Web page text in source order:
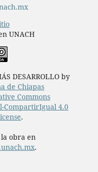
UNACH
DESARROLLO by
de Chiapas
Commons
CompartirIgual 4.0
.
obra en
.